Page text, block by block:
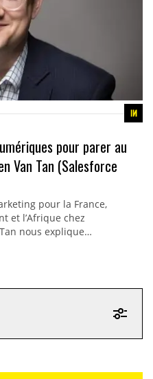
pour parer au
Van Tan (Salesforce
pour la France,
et l’Afrique chez
nous explique…